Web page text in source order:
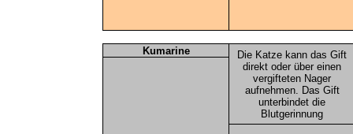
Kumarine
Die Katze kann das Gift
direkt oder über einen
vergifteten Nager
aufnehmen. Das Gift
unterbindet die
Blutgerinnung